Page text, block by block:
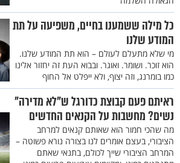
כל מילה ששמענו בחיים, משפיעה על תת
המודע שלנו
מי שלא מתעלם לעולם – הוא תת המודע שלנו.
הוא זוכר. ושומר. ואוגר. ובבוא העת זה יחזור אלינו
כמו בומרנג, וזה יצוף, ולא ייפלט אל החוף
ראיתם פעם קבוצת כדורגל ש"לא מדירה"
נשים? מחשבות על הקנאים החדשים
מה שהכי חמור הוא שאותם קנאים למרחב
הציבורי, בעצם אומרים לנו בצורה נורא פשוטה –
המרחב הציבורי שייך לכולם, בתנאי שאתם